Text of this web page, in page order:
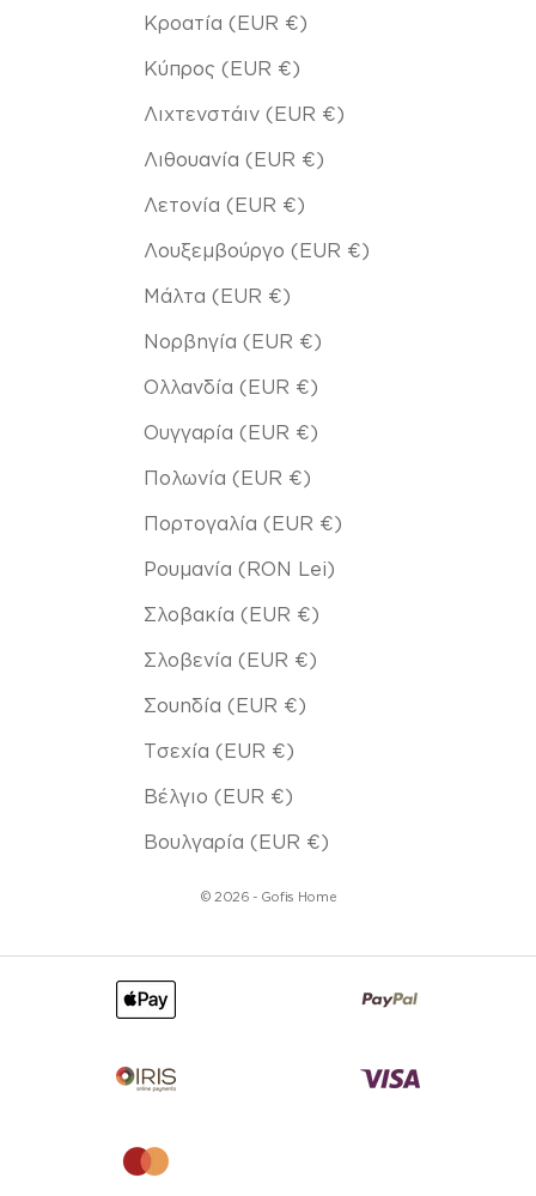
Κροατία (EUR €)
Κύπρος (EUR €)
Λιχτενστάιν (EUR €)
Λιθουανία (EUR €)
Λετονία (EUR €)
Λουξεμβούργο (EUR €)
Μάλτα (EUR €)
Νορβηγία (EUR €)
Ολλανδία (EUR €)
Ουγγαρία (EUR €)
Πολωνία (EUR €)
Πορτογαλία (EUR €)
Ρουμανία (RON Lei)
Σλοβακία (EUR €)
Σλοβενία (EUR €)
Σουηδία (EUR €)
Τσεχία (EUR €)
Βέλγιο (EUR €)
Βουλγαρία (EUR €)
© 2026 - Gofis Home